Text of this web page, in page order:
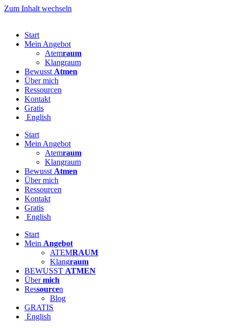
Zum Inhalt wechseln
Start
Mein Angebot
Atemraum
Klangraum
Bewusst Atmen
Über mich
Ressourcen
Kontakt
Gratis
English
Start
Mein Angebot
Atemraum
Klangraum
Bewusst Atmen
Über mich
Ressourcen
Kontakt
Gratis
English
Start
Mein Angebot
ATEMRAUM
Klangraum
BEWUSST ATMEN
Übermich
Ressourcen
Blog
GRATIS
English